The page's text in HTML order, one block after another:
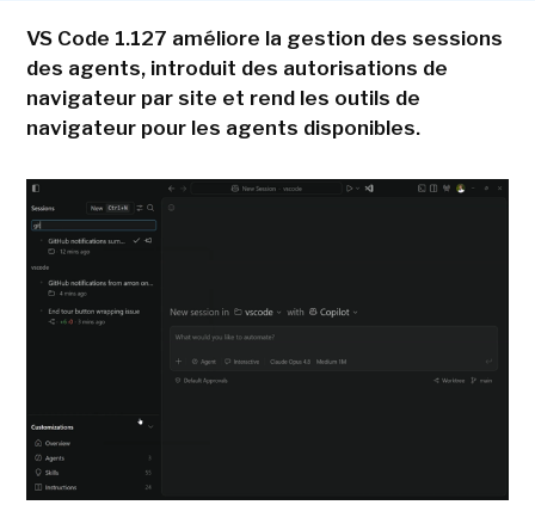
VS Code 1.127 améliore la gestion des sessions
des agents, introduit des autorisations de
navigateur par site et rend les outils de
navigateur pour les agents disponibles.